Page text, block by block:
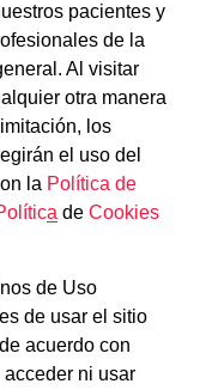
pacientes y
de la
Al visitar
otra manera
los
el uso del
la Política de
de Cookies
de Uso
de usar el sitio
acuerdo con
ni usar